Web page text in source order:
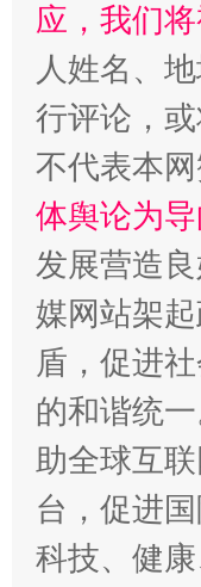
招工难、
应，我们
人姓名、
行评论，
不代表本
体舆论为导
发展营造
媒网站架
盾，促进
的和谐统
助全球互
台，促进
科技、健